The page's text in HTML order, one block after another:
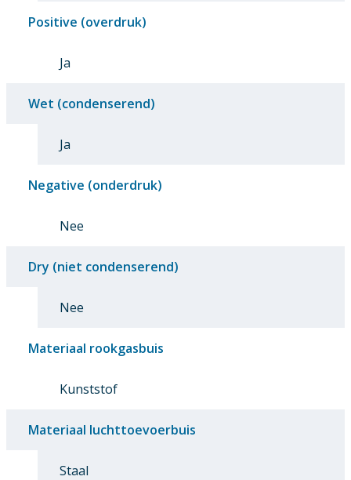
Positive (overdruk)
Ja
Wet (condenserend)
Ja
Negative (onderdruk)
Nee
Dry (niet condenserend)
Nee
Materiaal rookgasbuis
Kunststof
Materiaal luchttoevoerbuis
Staal